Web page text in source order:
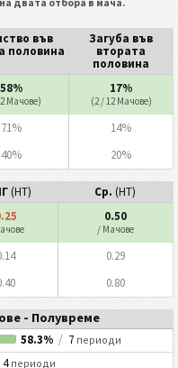
във
половина
Загуба във
втората
половина
58%
Мачове)
17%
(2 / 12 Мачове)
71% 14%
40% 20%
(HT) Ср. (HT)
0.50
/ Мачове
0.29
0.80
- Полувреме
58.3% /7 периоди
4 периоди